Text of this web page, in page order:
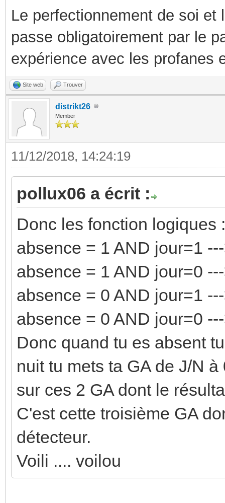
Le perfectionnement de soi
passe obligatoirement par le
expérience avec les profanes
Site web Trouver
distrikt26
Member
11/12/2018, 14:24:19
pollux06 a écrit :
Donc les fonction logiques :
absence = 1 AND jour=1
absence = 1 AND jour=0
absence = 0 AND jour=1
absence = 0 AND jour=0
Donc quand tu es absent
nuit tu mets ta GA de J/N
sur ces 2 GA dont le
C'est cette troisième GA
détecteur.
Voili .... voilou